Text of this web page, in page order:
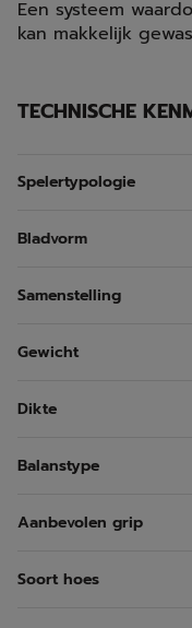
Een systeem
kan makkelijk
TECHNISCHE
Spelertypologie
Bladvorm
Samenstelling
Gewicht
Dikte
Balanstype
Aanbevolen grip
Soort hoes